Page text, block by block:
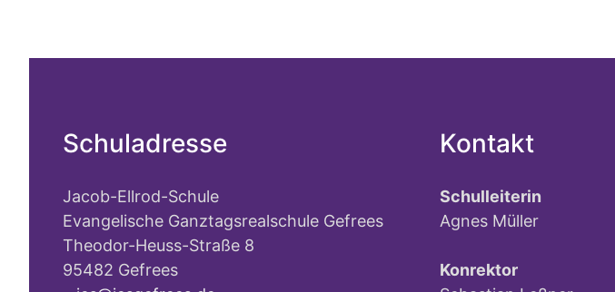
Schuladresse
Jacob-Ellrod-Schule
Evangelische Ganztagsrealschule Gefrees
Theodor-Heuss-Straße 8
95482 Gefrees
Kontakt
Schulleiterin
Agnes Müller
Konrektor